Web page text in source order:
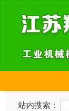
站内搜索：